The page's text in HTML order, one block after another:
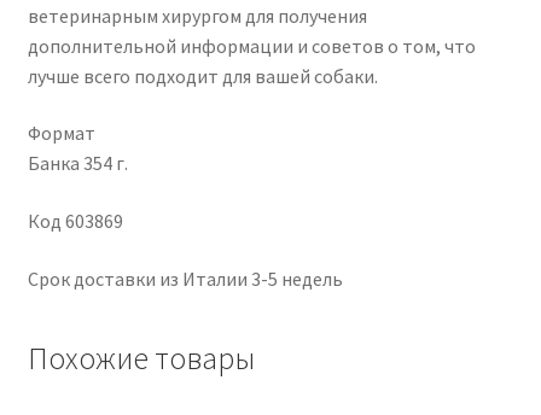
ветеринарным хирургом для получения
дополнительной информации и советов о том, что
лучше всего подходит для вашей собаки.
Формат
Банка 354 г.
Код 603869
Срок доставки из Италии 3-5 недель
Похожие товары